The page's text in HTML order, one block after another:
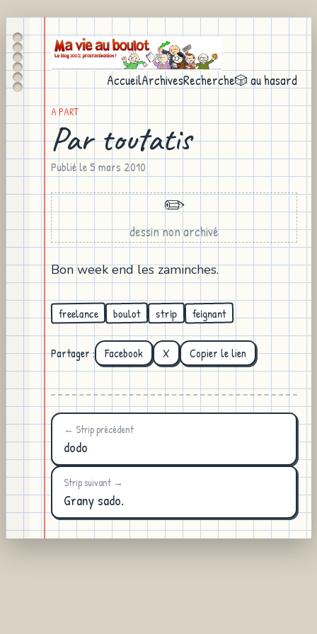
AccueilArchivesRecherche🎲 au hasard
A PART
Par toutatis
Publié le5 mars 2010
✏️
dessin non archivé
Bon week end les zaminches.
freelance boulot strip feignant
Partager : Facebook X Copier le lien
← Strip précédent
dodo
Strip suivant →
Grany sado.